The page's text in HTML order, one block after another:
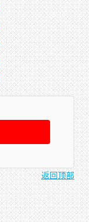
返回顶部